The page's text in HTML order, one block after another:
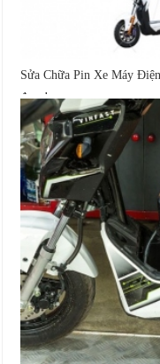
Sửa Chữa Pin Xe Máy
đoạn!